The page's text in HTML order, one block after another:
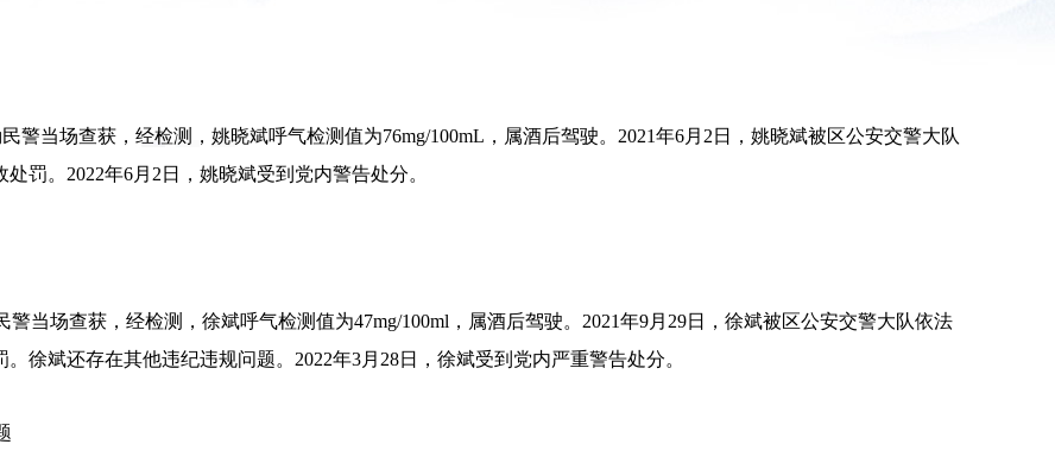
警当场查获，经检测，姚晓斌呼气检测值为76mg/100mL，属酒后驾驶。2021年6月2日，姚晓斌被区公安交警大队
罚。2022年6月2日，姚晓斌受到党内警告处分。
当场查获，经检测，徐斌呼气检测值为47mg/100ml，属酒后驾驶。2021年9月29日，徐斌被区公安交警大队依法
徐斌还存在其他违纪违规问题。2022年3月28日，徐斌受到党内严重警告处分。